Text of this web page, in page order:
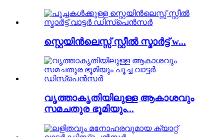
സ്റ്റെയിൻലെസ്സ് സ്റ്റീൽ സ്മാർട്ട് w...
വൃത്താകൃതിയിലുള്ള ആകാശവും
സമചതുര ഭൂമിയും...